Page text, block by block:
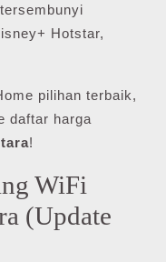
Hotstar,
pilihan terbaik,
daftar harga
!
WiFi
(Update